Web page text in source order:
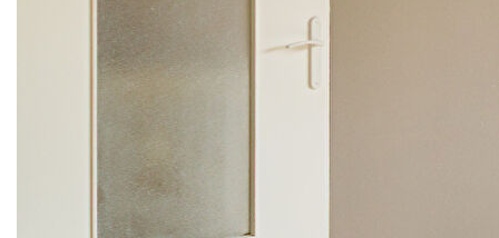
et équipée, salle d'eau avec wc, un dégagement
desservant une chambre, dressing. En annexe : une cave
et une place de parking sécurisée. Idéal pour un pied à
terre, investissement locatif, résidence principale. proche
et C1, ligne de tram 1 arrêt "chantiers Navals", Contactez :
Julie REYNAUD : 06.52.64.33.48
Nos honoraires Nous contacter